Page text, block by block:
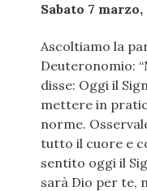
Sabato 7
Ascoltiamo la
Deuteronomio:
disse: Oggi il
mettere in
norme.
tutto il cuore e
sentito oggi il
sarà Dio per te,